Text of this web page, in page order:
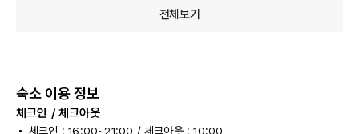
전체보기
숙소 이용 정보
체크인 / 체크아웃
체크인 : 16:00~21:00 / 체크아웃 : 10:00